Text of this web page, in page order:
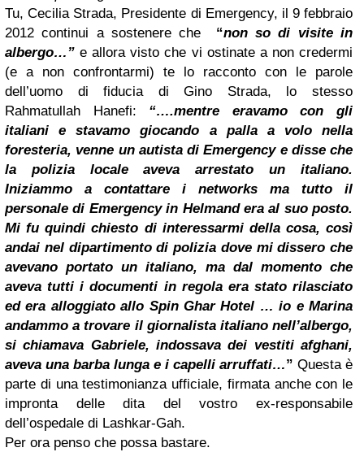
Tu, Cecilia Strada, Presidente di Emergency, il 9 febbraio
2012 continui a sostenere che “non so di visite in
albergo…”e allora visto che vi ostinate a non credermi
(e a non confrontarmi) te lo racconto con le parole
dell’uomo di fiducia di Gino Strada, lo stesso
Rahmatullah Hanefi: “….mentre eravamo con gli
italiani e stavamo giocando a palla a volo nella
foresteria, venne un autista di Emergency e disse che
la polizia locale aveva arrestato un italiano.
Iniziammo a contattare i networks ma tutto il
personale di Emergency in Helmand era al suo posto.
Mi fu quindi chiesto di interessarmi della cosa, così
andai nel dipartimento di polizia dove mi dissero che
avevano portato un italiano, ma dal momento che
aveva tutti i documenti in regola era stato rilasciato
ed era alloggiato allo Spin Ghar Hotel … io e Marina
andammo a trovare il giornalista italiano nell’albergo,
si chiamava Gabriele, indossava dei vestiti afghani,
aveva una barba lunga e i capelli arruffati…” Questa è
parte di una testimonianza ufficiale, firmata anche con le
impronta delle dita del vostro ex-responsabile
dell’ospedale di Lashkar-Gah.
Per ora penso che possa bastare.